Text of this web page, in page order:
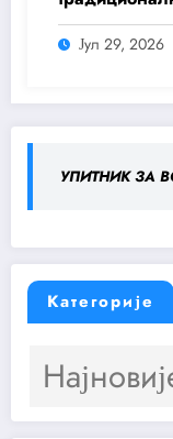
Деспотовац
„Ресава 11“
Јул 29, 2026
УПИТНИК ЗА
Категорије